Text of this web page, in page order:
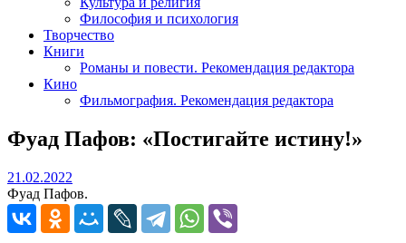
Философия и психология
Творчество
Книги
Романы и повести. Рекомендация редактора
Кино
Фильмография. Рекомендация редактора
Фуад Пафов: «Постигайте истину!»
21.02.2022
Фуад Пафов.